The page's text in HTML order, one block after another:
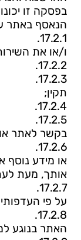
בפסקה זו
הנאסף באתר
17.2.1.
ו/או את
17.2.2.
17.2.3.
תקין;
17.2.4.
17.2.5.
בקשר לאתר
17.2.6.
או מידע נוסף
אותך, מעת
17.2.7.
על פי
17.2.8.
האתר בנוגע